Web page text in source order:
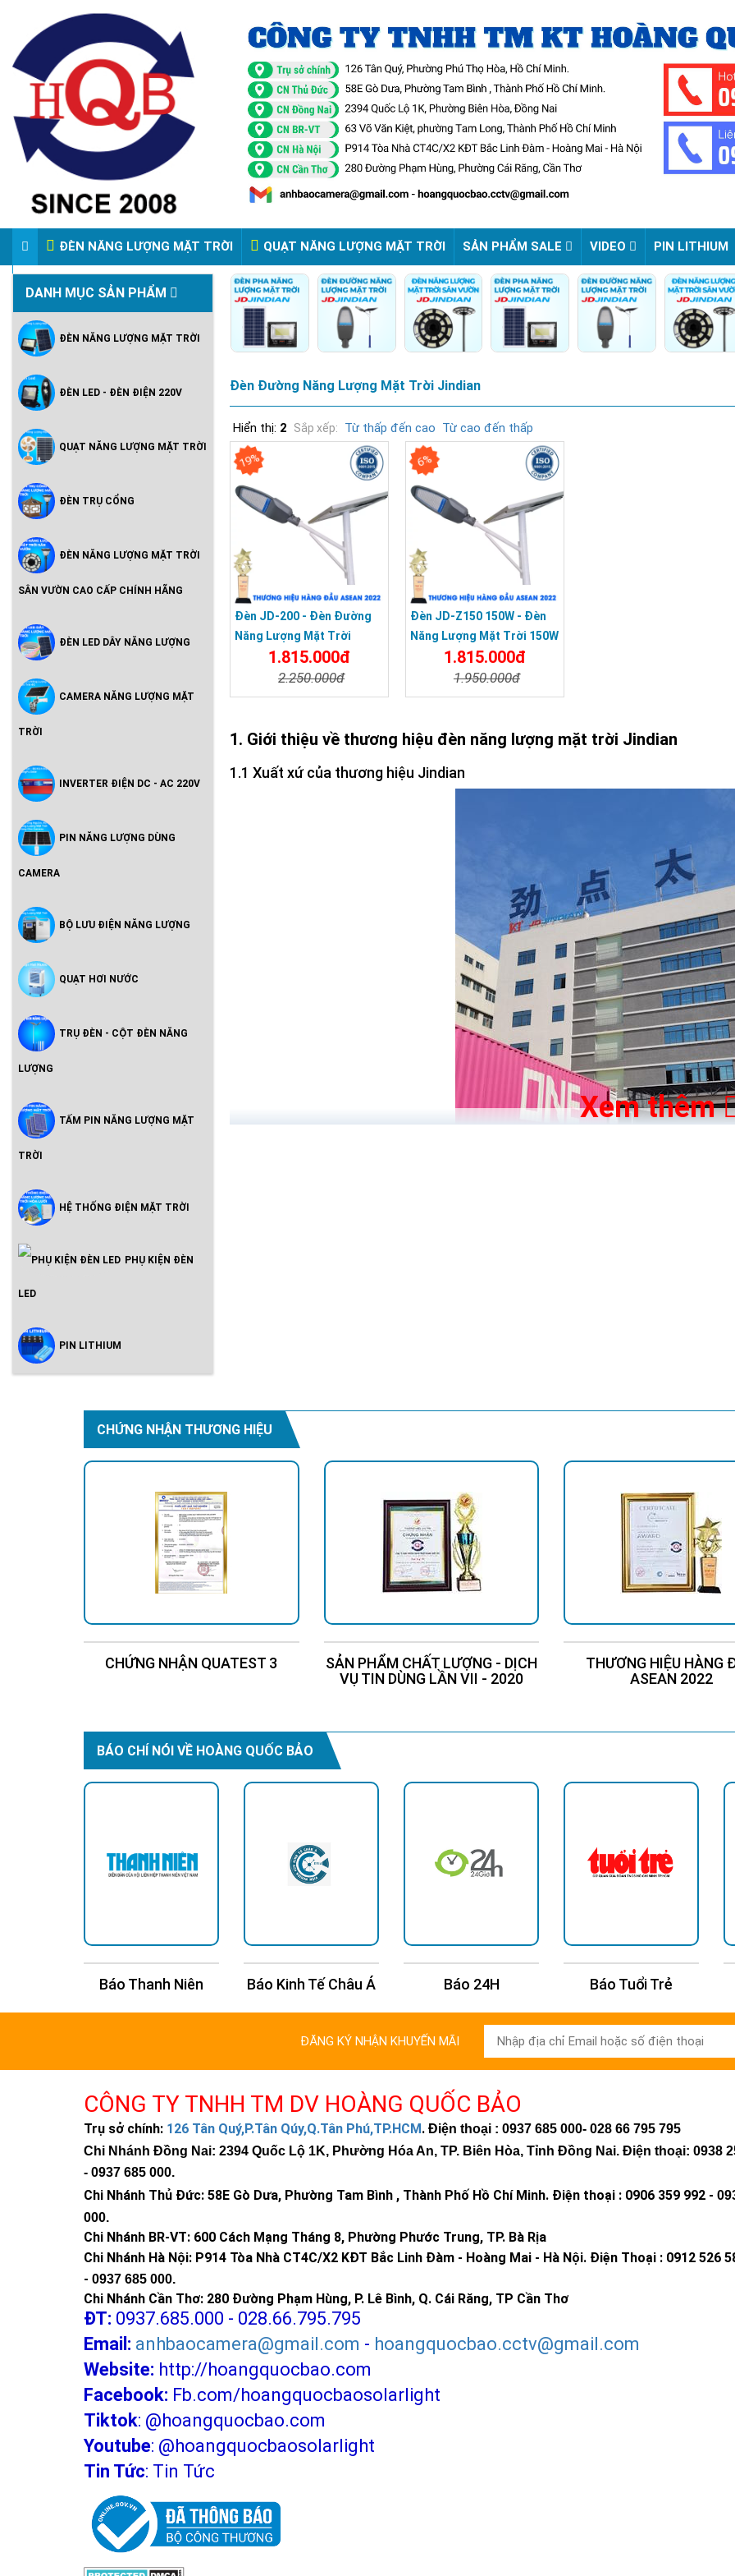
ĐÈN NĂNG LƯỢNG MẶT TRỜI QUẠT NĂNG LƯỢNG MẶT TRỜI SẢN PHẨM SALE VIDEO PIN LITHIUM
VIDEO ĐÈN PHA ĐIỆN 220V
DANH MỤC SẢN PHẨM
ĐÈN NĂNG LƯỢNG MẶT TRỜI
Vườn Cao Cấp Chính Hãng
ĐÈN LED - ĐÈN ĐIỆN 220V
Hoàng Quốc Bảo - Độ Sáng Cao,
QUẠT NĂNG LƯỢNG MẶT TRỜI
ĐÈN TRỤ CỔNG
ĐÈN NĂNG LƯỢNG MẶT TRỜI
SÂN VƯỜN CAO CẤP CHÍNH HÃNG
ĐÈN LED DÂY NĂNG LƯỢNG
CAMERA NĂNG LƯỢNG MẶT
TRỜI
INVERTER ĐIỆN DC - AC 220V
PIN NĂNG LƯỢNG DÙNG
CAMERA
BỘ LƯU ĐIỆN NĂNG LƯỢNG
QUẠT HƠI NƯỚC
TRỤ ĐÈN - CỘT ĐÈN NĂNG
LƯỢNG
TẤM PIN NĂNG LƯỢNG MẶT
TRỜI
HỆ THỐNG ĐIỆN MẶT TRỜI
Inveter Hòa Lưới Có Lưu Trữ -
PHỤ KIỆN ĐÈN
LED
PIN LITHIUM
Đèn Đường Năng Lượng Mặt Trời Jindian
Hiển thị: 2 Sắp xếp: Từ thấp đến cao Từ cao đến thấp
19%
Đèn JD-200 - Đèn Đường
Năng Lượng Mặt Trời
Jindian Solar Light 200W
1.815.000đ
2.250.000đ
6%
Đèn JD-Z150 150W - Đèn
Năng Lượng Mặt Trời 150W
JD-Z150 CHỈ 1.815K- Solar
Light 150W
1.815.000đ
1.950.000đ
Giới thiệu về thương hiệu đèn năng lượng mặt trời Jindian
Xuất xứ của thương hiệu Jindian
Ưu điểm của các loại đèn năng lượng mặt trời Jindian
Đèn năng lượng mặt trời Jindian được trang bị tấm pin có kích thước lớn hơn rất nhiều
Đèn Jindian sử dụng chip LED SMD 5730 chính hãng và mang lại độ sáng cao hơn hẳn khi
cao cấp, nhưng thực tế những đèn đó chỉ dùng loại chip LED cũ hoặc rẻ tiền.
-Jindian sử dụng pin Lithium có độ bền cao không như một số đèn giá rẻ xài pin thông
Vì sao nên sử dụng đèn năng lượng mặt trời Jindian?
Các loại đèn năng lượng mặt trời Jindian
Jindian nổi tiếng với các dòng sản phẩm chất lượng như:
-Đèn pha năng lượng mặt trời (JD Solar Flood Light - Jindian Solar Projection Lamp)
-Đèn đường năng lượng mặt trời tấm pin rời (JD Seperate Panel Solar Street Light - Jindian
-Đèn UFO sân vườn năng lượng mặt trời (JD UFO Solar Street Light)
Bảng giá đèn năng lượng mặt trời Jindian
Mã sản phẩm
Đèn pha năng lượng mặt trời 100W JD-8800L
Đèn pha năng lượng mặt trời 200W
Đèn pha năng lượng mặt trời 500W
Xem thêm
CHỨNG NHẬN THƯƠNG HIỆU
CHỨNG NHẬN QUATEST 3
SẢN PHẨM CHẤT LƯỢNG - DỊCH
VỤ TIN DÙNG LẦN VII - 2020
THƯƠNG HIỆU HÀNG
ASEAN 2022
BÁO CHÍ NÓI VỀ HOÀNG QUỐC BẢO
Báo Thanh Niên Báo Kinh Tế Châu Á Báo 24H Báo Tuổi Trẻ
ĐĂNG KÝ NHẬN KHUYẾN MÃI
CÔNG TY TNHH TM DV HOÀNG QUỐC BẢO
Trụ sở chính: 126 Tân Quý,P.Tân Qúy,Q.Tân Phú,TP.HCM. Điện thoại : 0937 685 000- 028 66 795 795
Chi Nhánh Đồng Nai: 2394 Quốc Lộ 1K, Phường Hóa An, TP. Biên Hòa, Tỉnh Đồng Nai. Điện thoại: 0938
- 0937 685 000.
Chi Nhánh Thủ Đức: 58E Gò Dưa, Phường Tam Bình , Thành Phố Hồ Chí Minh. Điện thoại : 0906 359 992 -
000.
Chi Nhánh BR-VT: 600 Cách Mạng Tháng 8, Phường Phước Trung, TP. Bà Rịa
Chi Nhánh Hà Nội: P914 Tòa Nhà CT4C/X2 KĐT Bắc Linh Đàm - Hoàng Mai - Hà Nội. Điện Thoại : 0912 526
- 0937 685 000.
Chi Nhánh Cần Thơ: 280 Đường Phạm Hùng, P. Lê Bình, Q. Cái Răng, TP Cần Thơ
ĐT: 0937.685.000 - 028.66.795.795
Email: anhbaocamera@gmail.com - hoangquocbao.cctv@gmail.com
Website: http://hoangquocbao.com
Facebook: Fb.com/hoangquocbaosolarlight
Tiktok: @hoangquocbao.com
Youtube: @hoangquocbaosolarlight
Tin Tức: Tin Tức